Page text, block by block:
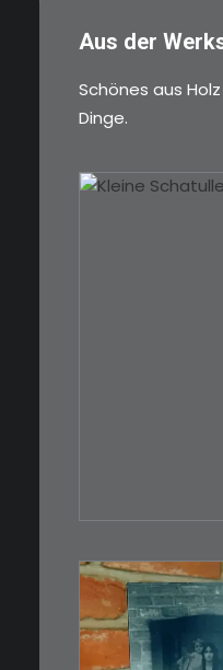
Aus der
Schönes aus
Dinge.